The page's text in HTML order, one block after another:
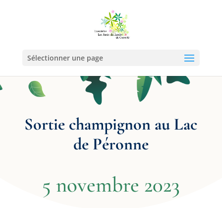
Sélectionner une page
Sortie champignon au Lac
de Péronne
5 novembre 2023